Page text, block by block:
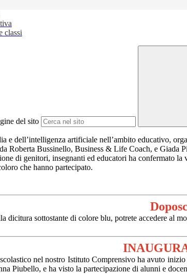
classi
del sito
e dell’intelligenza artificiale nell’ambito educativo,
Roberta Bussinello, Business & Life Coach, e
di genitori, insegnanti ed educatori ha confermato la
che hanno partecipato.
dicitura sottostante di colore blu, potrete accedere al
nel nostro Istituto Comprensivo ha avuto
Piubello, e ha visto la partecipazione di alunni e